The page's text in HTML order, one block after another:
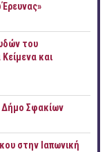
του
και
Δήμο Σφακίων
στην Ιαπωνική